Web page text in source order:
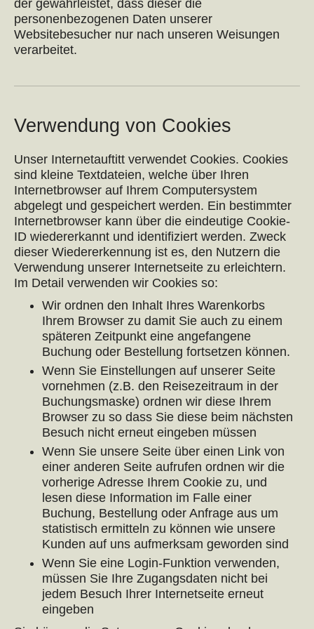
der gewährleistet, dass dieser die
personenbezogenen Daten unserer
Websitebesucher nur nach unseren Weisungen
verarbeitet.
Verwendung von Cookies
Unser Internetauftitt verwendet Cookies. Cookies
sind kleine Textdateien, welche über Ihren
Internetbrowser auf Ihrem Computersystem
abgelegt und gespeichert werden. Ein bestimmter
Internetbrowser kann über die eindeutige Cookie-
ID wiedererkannt und identifiziert werden. Zweck
dieser Wiedererkennung ist es, den Nutzern die
Verwendung unserer Internetseite zu erleichtern.
Im Detail verwenden wir Cookies so:
Wir ordnen den Inhalt Ihres Warenkorbs
Ihrem Browser zu damit Sie auch zu einem
späteren Zeitpunkt eine angefangene
Buchung oder Bestellung fortsetzen können.
Wenn Sie Einstellungen auf unserer Seite
vornehmen (z.B. den Reisezeitraum in der
Buchungsmaske) ordnen wir diese Ihrem
Browser zu so dass Sie diese beim nächsten
Besuch nicht erneut eingeben müssen
Wenn Sie unsere Seite über einen Link von
einer anderen Seite aufrufen ordnen wir die
vorherige Adresse Ihrem Cookie zu, und
lesen diese Information im Falle einer
Buchung, Bestellung oder Anfrage aus um
statistisch ermitteln zu können wie unsere
Kunden auf uns aufmerksam geworden sind
Wenn Sie eine Login-Funktion verwenden,
müssen Sie Ihre Zugangsdaten nicht bei
jedem Besuch Ihrer Internetseite erneut
eingeben